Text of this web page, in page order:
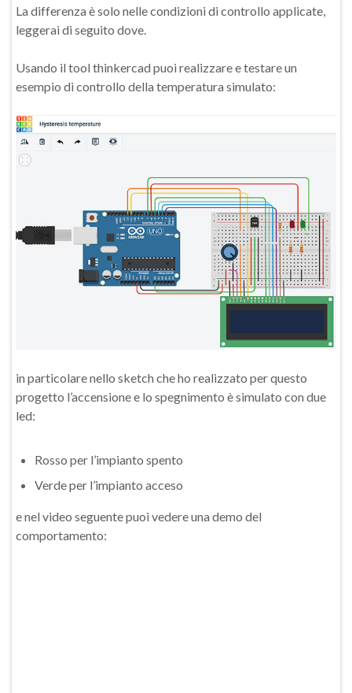
La differenza è solo nelle condizioni di controllo applicate,
leggerai di seguito dove.
Usando il tool thinkercad puoi realizzare e testare un
esempio di controllo della temperatura simulato:
in particolare nello sketch che ho realizzato per questo
progetto l’accensione e lo spegnimento è simulato con due
led:
Rosso per l’impianto spento
Verde per l’impianto acceso
e nel video seguente puoi vedere una demo del
comportamento: